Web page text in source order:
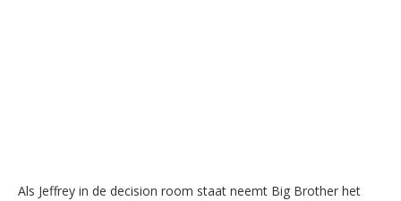
Als Jeffrey in de decision room staat neemt Big Brother het